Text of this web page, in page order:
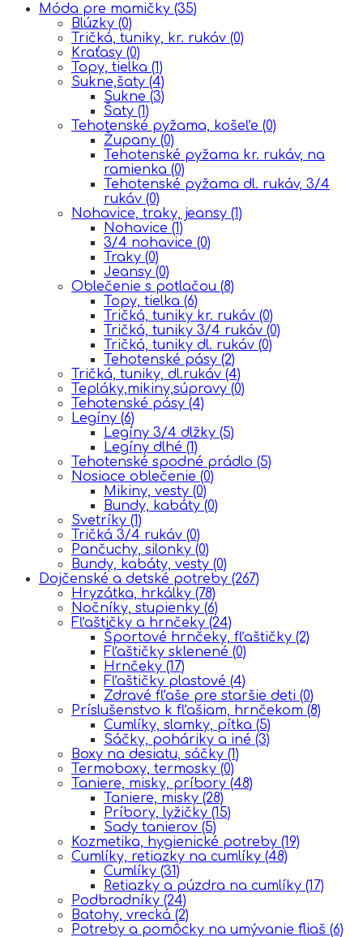
Móda pre mamičky (35)
Blúzky (0)
Tričká, tuniky, kr. rukáv (0)
Kraťasy (0)
Topy, tielka (1)
Sukne,šaty (4)
Sukne (3)
Šaty (1)
Tehotenské pyžama, košeľe (0)
Župany (0)
Tehotenské pyžama kr. rukáv, na
ramienka (0)
Tehotenské pyžama dl. rukáv, 3/4
rukáv (0)
Nohavice, traky, jeansy (1)
Nohavice (1)
3/4 nohavice (0)
Traky (0)
Jeansy (0)
Oblečenie s potlačou (8)
Topy, tielka (6)
Tričká, tuniky kr. rukáv (0)
Tričká, tuniky 3/4 rukáv (0)
Tričká, tuniky dl. rukáv (0)
Tehotenské pásy (2)
Tričká, tuniky, dl.rukáv (4)
Tepláky,mikiny,súpravy (0)
Tehotenské pásy (4)
Legíny (6)
Legíny 3/4 dlžky (5)
Legíny dlhé (1)
Tehotenské spodné prádlo (5)
Nosiace oblečenie (0)
Mikiny, vesty (0)
Bundy, kabáty (0)
Svetríky (1)
Tričká 3/4 rukáv (0)
Pančuchy, silonky (0)
Bundy, kabáty, vesty (0)
Dojčenské a detské potreby (267)
Hryzátka, hrkálky (78)
Nočníky, stupienky (6)
Fľaštičky a hrnčeky (24)
Športové hrnčeky, fľaštičky (2)
Fľaštičky sklenené (0)
Hrnčeky (17)
Fľaštičky plastové (4)
Zdravé fľaše pre staršie deti (0)
Príslušenstvo k fľašiam, hrnčekom (8)
Cumlíky, slamky, pítka (5)
Sáčky, poháriky a iné (3)
Boxy na desiatu, sáčky (1)
Termoboxy, termosky (0)
Taniere, misky, príbory (48)
Taniere, misky (28)
Príbory, lyžičky (15)
Sady tanierov (5)
Kozmetika, hygienické potreby (19)
Cumlíky, retiazky na cumlíky (48)
Cumlíky (31)
Retiazky a púzdra na cumlíky (17)
Podbradníky (24)
Batohy, vrecká (2)
Potreby a pomôcky na umývanie fliaš (6)